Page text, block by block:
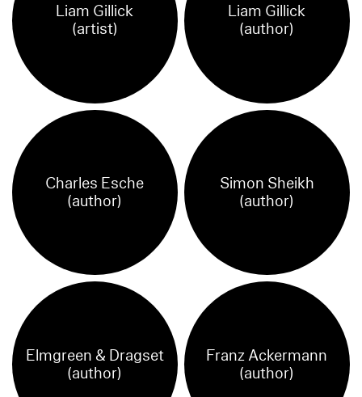
Liam Gillick
(artist)
Liam Gillick
(author)
Charles Esche
(author)
Simon Sheikh
(author)
Elmgreen & Dragset
(author)
Franz Ackermann
(author)